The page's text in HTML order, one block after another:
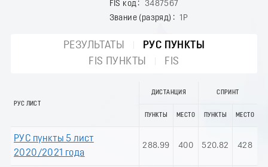
FIS код
3487567
Звание (разряд)
1Р
РЕЗУЛЬТАТЫ
РУС ПУНКТЫ
FIS ПУНКТЫ
FIS
РУС ЛИСТ
ДИСТАНЦИЯ СПРИНТ
ПУНКТЫ МЕСТО ПУНКТЫ МЕСТО
РУС пункты 5 лист
2020/2021 года
288.99 400 520.82 428